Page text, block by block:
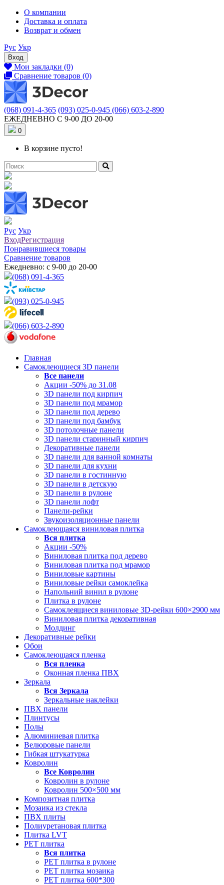
О компании
Доставка и оплата
Возврат и обмен
Рус Укр
Вход
Мои закладки (0)
Сравнение товаров (0)
(068) 091-4-365 (093) 025-0-945 (066) 603-2-890
ЕЖЕДНЕВНО С 9-00 ДО 20-00
0
В корзине пусто!
Рус Укр
ВходРегистрация
Понравившиеся товары
Сравнение товаров
Ежедневно: с 9-00 до 20-00
(068) 091-4-365
(093) 025-0-945
(066) 603-2-890
Главная
Самоклеющиеся 3D панели
Все панели
Акции -50% до 31.08
3D панели под кирпич
3D панели под мрамор
3D панели под дерево
3D панели под бамбук
3D потолочные панели
3D панели старинный кирпич
Декоративные панели
3D панели для ванной комнаты
3D панели для кухни
3D панели в гостинную
3D панели в детскую
3D панели в рулоне
3D панели лофт
Панели-рейки
Звукоизоляционные панели
Самоклеющаяся виниловая плитка
Вся плитка
Акции -50%
Виниловая плитка под дерево
Виниловая плитка под мрамор
Виниловые картины
Виниловые рейки самоклейка
Напольний винил в рулоне
Плитка в рулоне
Самоклеящиеся виниловые 3D‑рейки 600×2900 мм
Виниловая плитка декоративная
Молдинг
Декоративные рейки
Обои
Самоклеющаяся пленка
Вся пленка
Оконная пленка ПВХ
Зеркала
Вся Зеркала
Зеркальные наклейки
ПВХ панели
Плинтусы
Полы
Алюминиевая плитка
Велюровые панели
Гибкая штукатурка
Ковролин
Все Ковролин
Ковролин в рулоне
Ковролин 500×500 мм
Композитная плитка
Мозаика из стекла
ПВХ плиты
Полиуретановая плитка
Плитка LVT
РЕТ плитка
Вся плитка
РЕТ плитка в рулоне
РЕТ плитка мозаика
РЕТ плитка 600*300